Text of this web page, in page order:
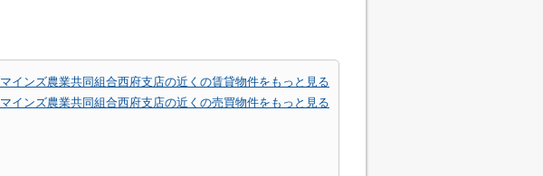
マインズ農業共同組合西府支店の近くの賃貸物件をもっと見る
マインズ農業共同組合西府支店の近くの売買物件をもっと見る